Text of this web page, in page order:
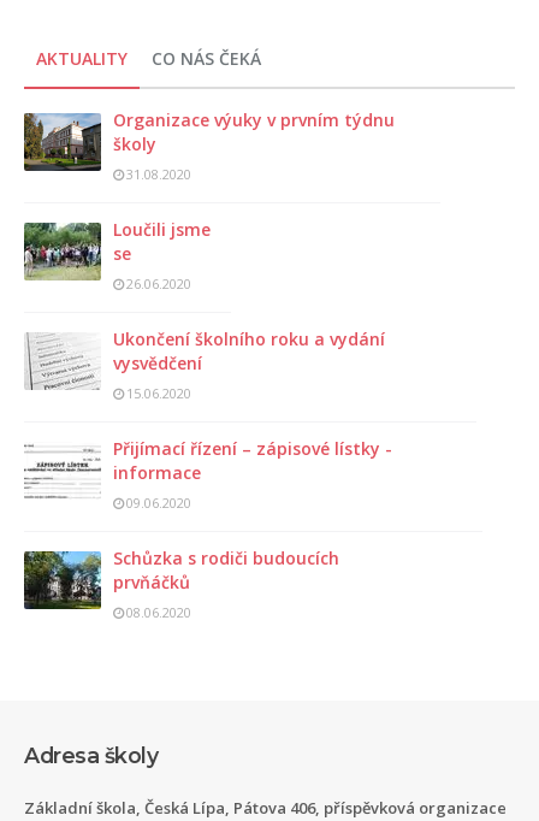
AKTUALITY CO NÁS ČEKÁ
Organizace výuky v prvním týdnu
školy
31.08.2020
Loučili jsme
se
26.06.2020
Ukončení školního roku a vydání
vysvědčení
15.06.2020
Přijímací řízení – zápisové lístky -
informace
09.06.2020
Schůzka s rodiči budoucích
prvňáčků
08.06.2020
Adresa školy
Základní škola, Česká Lípa, Pátova 406, příspěvková organizace